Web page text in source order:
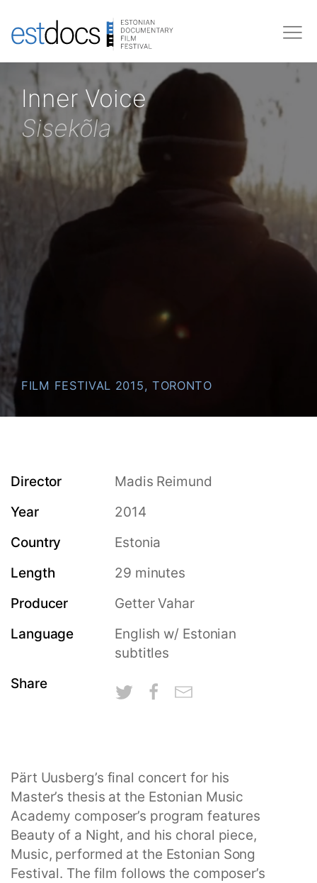
Inner Voice
Sisekõla
FILM FESTIVAL 2015, TORONTO
Director
Madis Reimund
Year
2014
Country
Estonia
Length
29 minutes
Producer
Getter Vahar
Language
English w/ Estonian
subtitles
Share
Pärt Uusberg’s final concert for his
Master’s thesis at the Estonian Music
Academy composer’s program features
Beauty of a Night, and his choral piece,
Music, performed at the Estonian Song
Festival. The film follows the composer’s